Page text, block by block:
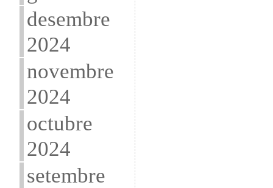
desembre
2024
novembre
2024
octubre
2024
setembre